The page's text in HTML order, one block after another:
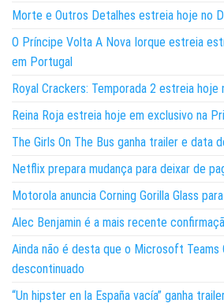
Morte e Outros Detalhes estreia hoje no
O Príncipe Volta A Nova Iorque estreia
em Portugal
Royal Crackers: Temporada 2 estreia hoje
Reina Roja estreia hoje em exclusivo na
The Girls On The Bus ganha trailer e data
Netflix prepara mudança para deixar de
Motorola anuncia Corning Gorilla Glass
Alec Benjamin é a mais recente
Ainda não é desta que o Microsoft Teams
descontinuado
“Un hipster en la España vacía” ganha